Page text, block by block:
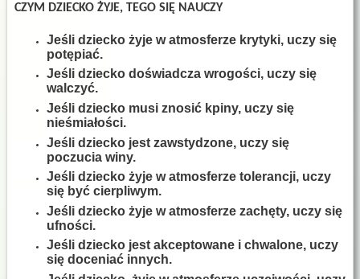
CZYM DZIECKO ŻYJE, TEGO SIĘ NAUCZY
Jeśli dziecko żyje w atmosferze krytyki, uczy się
potępiać.
Jeśli dziecko doświadcza wrogości, uczy się
walczyć.
Jeśli dziecko musi znosić kpiny, uczy się
nieśmiałości.
Jeśli dziecko jest zawstydzone, uczy się
poczucia winy.
Jeśli dziecko żyje w atmosferze tolerancji, uczy
się być cierpliwym.
Jeśli dziecko żyje w atmosferze zachęty, uczy się
ufności.
Jeśli dziecko jest akceptowane i chwalone, uczy
się doceniać innych.